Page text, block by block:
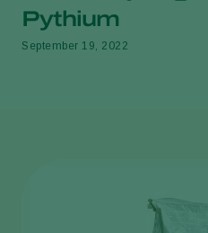
Pythium
September 19, 2022